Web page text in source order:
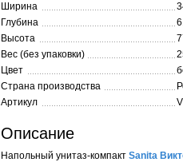
Ширина
Глубина
Высота
Вес (без упаковки)
Цвет
Страна производства
Артикул
Описание
Напольный унитаз-компакт Sanita